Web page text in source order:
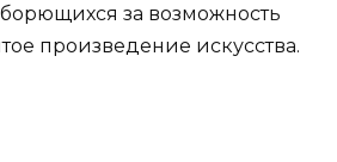
борющихся за возможность
произведение искусства.